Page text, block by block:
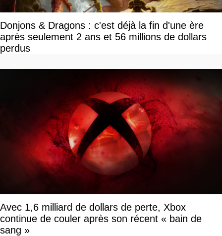
Donjons & Dragons : c'est déjà la fin d'une ère
après seulement 2 ans et 56 millions de dollars
perdus
Avec 1,6 milliard de dollars de perte, Xbox
continue de couler après son récent « bain de
sang »